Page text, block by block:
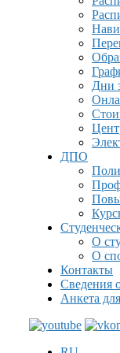
Дни
ДПО
О
О
Контакты
Сведения
Анкета